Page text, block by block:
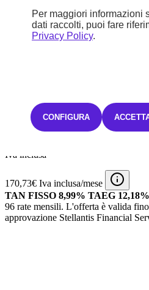
1.0 70cv Hybrid PANDA
Mild Hybrid
STELLANTIS &YOU MILANO
17.420 €
Iva inclusa
170,73€ Iva inclusa/mese
TAN FISSO 8,99% TAEG 12,18%
96 rate mensili. L'offerta è valida
approvazione Stellantis Financial
Per maggiori informazioni
dati raccolti, puoi fare
Privacy Policy.
CONFIGURA